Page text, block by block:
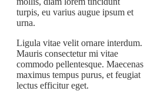
turpis, eu varius augue ipsum et
urna.
Ligula vitae velit ornare interdum.
Mauris consectetur mi vitae
commodo pellentesque. Maecenas
maximus tempus purus, et feugiat
lectus efficitur eget.